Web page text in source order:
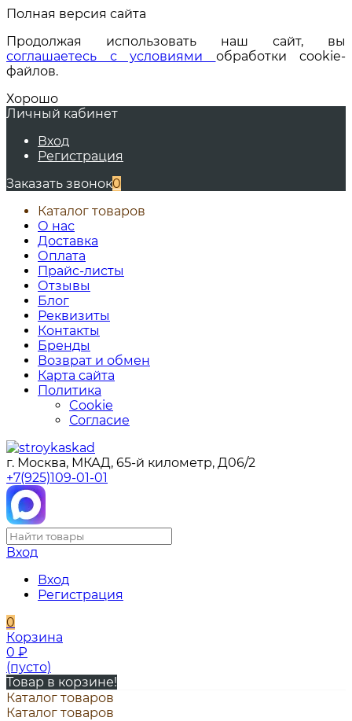
Полная версия сайта
Продолжая использовать наш сайт, вы
соглашаетесь с условиями обработки cookie-
файлов.
Хорошо
Личный кабинет
Вход
Регистрация
Заказать звонок0
Каталог товаров
О нас
Доставка
Оплата
Прайс-листы
Отзывы
Блог
Реквизиты
Контакты
Бренды
Возврат и обмен
Карта сайта
Политика
Cookie
Согласие
г. Москва, МКАД, 65-й километр, Д06/2
+7(925)109-01-01
Вход
Вход
Регистрация
0
Корзина
0 ₽
(пусто)
Товар в корзине!
Каталог товаров
Каталог товаров